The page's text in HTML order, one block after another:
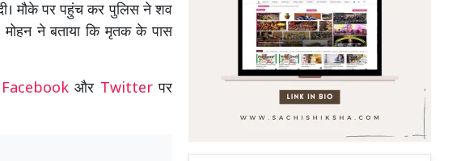
मौके पर पहुंच कर पुलिस ने शव
ने बताया कि मृतक के पास
Facebookऔर Twitterपर